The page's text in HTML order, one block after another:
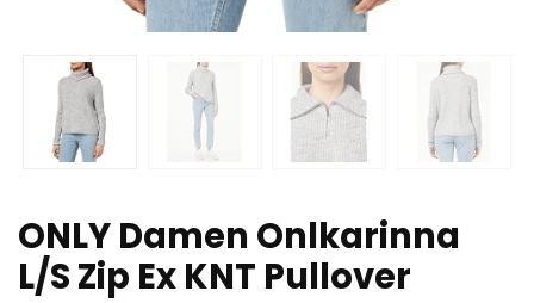
ONLY Damen Onlkarinna
L/S Zip Ex KNT Pullover